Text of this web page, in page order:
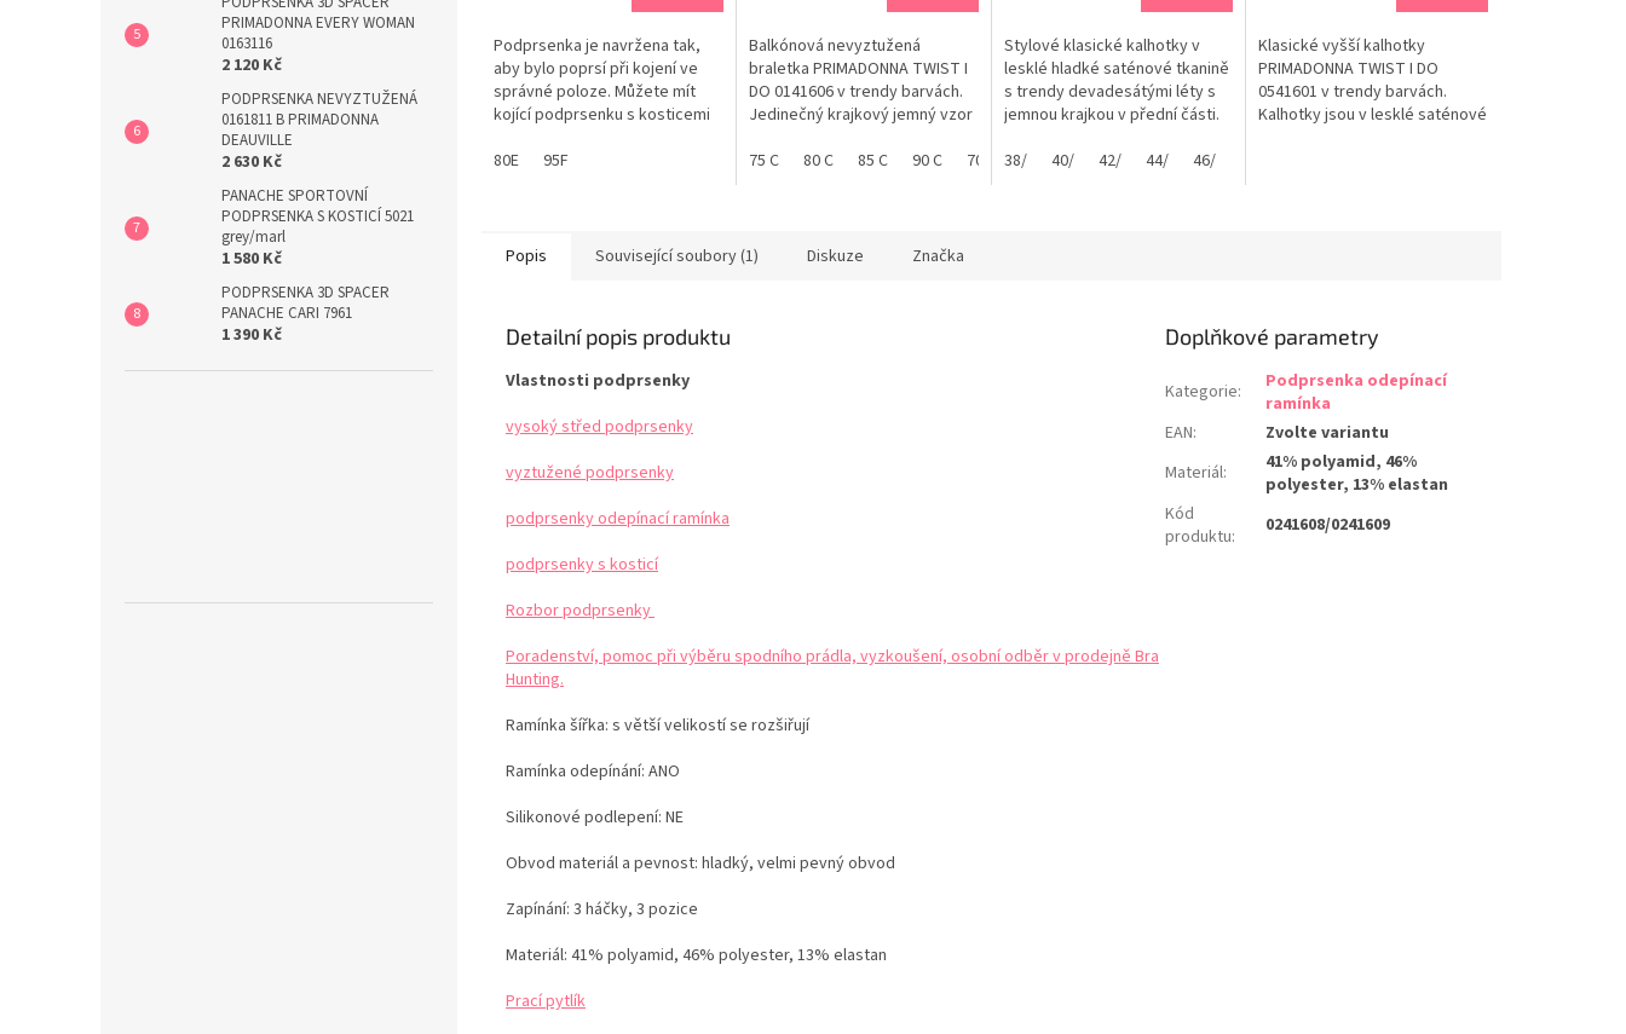
PRIMADONNA EVERY WOMAN
0163116
2 120 Kč
PODPRSENKA NEVYZTUŽENÁ
0161811 B PRIMADONNA
DEAUVILLE
2 630 Kč
PANACHE SPORTOVNÍ
PODPRSENKA S KOSTICÍ 5021
grey/marl
1 580 Kč
PODPRSENKA 3D SPACER
PANACHE CARI 7961
1 390 Kč
Podprsenka je navržena tak,
aby bylo poprsí při kojení ve
správné poloze. Můžete mít
kojící podprsenku s kosticemi
pokud kostice nechcete,
který Vám při kojení umožňuje...
80E 95F
Balkónová nevyztužená
braletka PRIMADONNA TWIST I
DO 0141606 v trendy barvách.
Jedinečný krajkový jemný vzor
se dokonale přizpůsobí i
vynikající kvalitu. Vysoký
75 C 80 C 85 C 90 C 70 D 75 D 80 D 85 D 90 D
Stylové klasické kalhotky v
lesklé hladké saténové tkanině
s trendy devadesátými léty s
jemnou krajkou v přední části.
tvořeno plochými pod
38/ 40/ 42/ 44/ 46/
Klasické vyšší kalhotky
PRIMADONNA TWIST I DO
0541601 v trendy barvách.
Kalhotky jsou v lesklé saténové
Popis Související soubory (1) Diskuze Značka
Detailní popis produktu
Vlastnosti podprsenky
vysoký střed podprsenky
vyztužené podprsenky
podprsenky odepínací ramínka
podprsenky s kosticí
Rozbor podprsenky
Poradenství, pomoc při výběru spodního prádla, vyzkoušení, osobní odběr v prodejně Bra
Hunting.
Ramínka šířka: s větší velikostí se rozšiřují
Ramínka odepínání: ANO
Silikonové podlepení: NE
Obvod materiál a pevnost: hladký, velmi pevný obvod
Zapínání: 3 háčky, 3 pozice
Materiál: 41% polyamid, 46% polyester, 13% elastan
Prací pytlík
Doplňkové parametry
Kategorie:
Podprsenka odepínací
ramínka
EAN:
Zvolte variantu
Materiál:
41% polyamid, 46%
polyester, 13% elastan
Kód
produktu: 0241608/0241609